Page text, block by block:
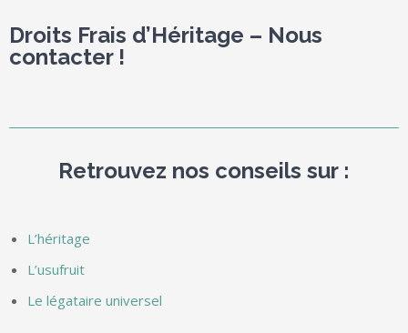
Droits Frais d’Héritage – Nous
contacter !
Retrouvez nos conseils sur :
L’héritage
L’usufruit
Le légataire universel